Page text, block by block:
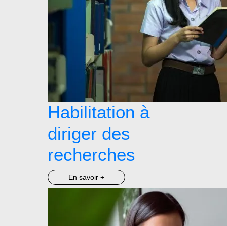
Habilitation à
diriger des
recherches
En savoir +